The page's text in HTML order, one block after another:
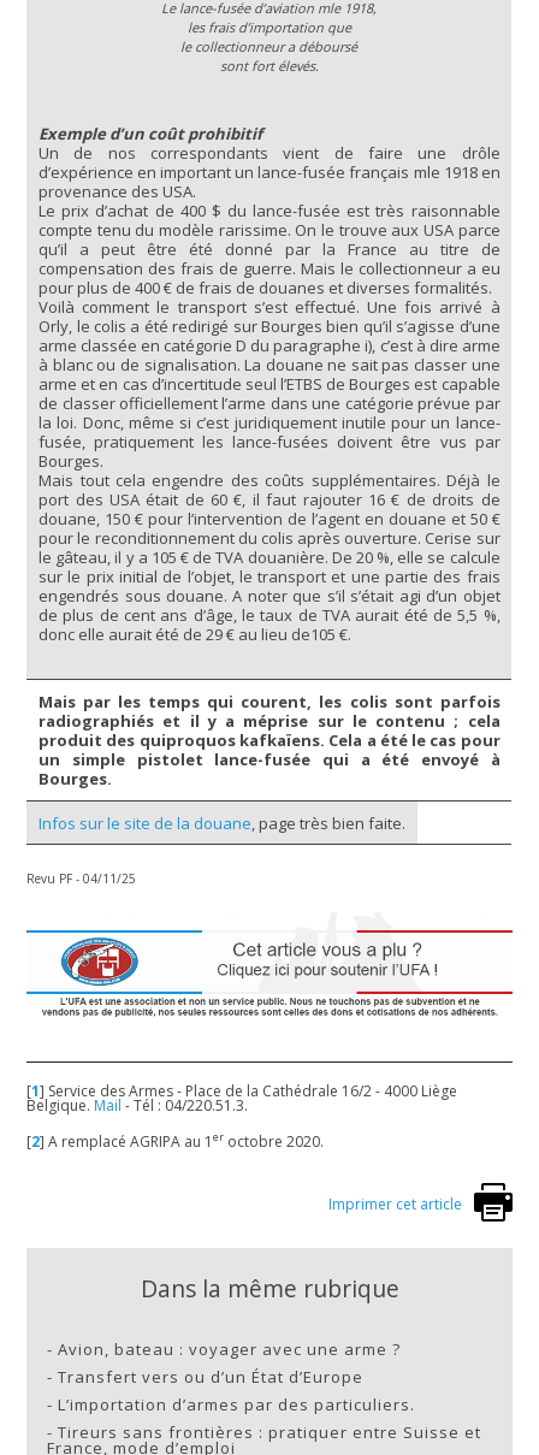
Le lance-fusée d’aviation mle 1918,
les frais d’importation que
le collectionneur a déboursé
sont fort élevés.
Exemple d’un coût prohibitif
Un de nos correspondants vient de faire une drôle
d’expérience en important un lance-fusée français mle 1918 en
provenance des USA.
Le prix d’achat de 400 $ du lance-fusée est très raisonnable
compte tenu du modèle rarissime. On le trouve aux USA parce
qu’il a peut être été donné par la France au titre de
compensation des frais de guerre. Mais le collectionneur a eu
pour plus de 400 € de frais de douanes et diverses formalités.
Voilà comment le transport s’est effectué. Une fois arrivé à
Orly, le colis a été redirigé sur Bourges bien qu’il s’agisse d’une
arme classée en catégorie D du paragraphe i), c’est à dire arme
à blanc ou de signalisation. La douane ne sait pas classer une
arme et en cas d’incertitude seul l’ETBS de Bourges est capable
de classer officiellement l’arme dans une catégorie prévue par
la loi. Donc, même si c’est juridiquement inutile pour un lance-
fusée, pratiquement les lance-fusées doivent être vus par
Bourges.
Mais tout cela engendre des coûts supplémentaires. Déjà le
port des USA était de 60 €, il faut rajouter 16 € de droits de
douane, 150 € pour l’intervention de l’agent en douane et 50 €
pour le reconditionnement du colis après ouverture. Cerise sur
le gâteau, il y a 105 € de TVA douanière. De 20 %, elle se calcule
sur le prix initial de l’objet, le transport et une partie des frais
engendrés sous douane. A noter que s’il s’était agi d’un objet
de plus de cent ans d’âge, le taux de TVA aurait été de 5,5 %,
donc elle aurait été de 29 € au lieu de105 €.
Mais par les temps qui courent, les colis sont parfois
radiographiés et il y a méprise sur le contenu ; cela
produit des quiproquos kafkaïens. Cela a été le cas pour
un simple pistolet lance-fusée qui a été envoyé à
Bourges.
Infos sur le site de la douane, page très bien faite.
Revu PF - 04/11/25
[1] Service des Armes - Place de la Cathédrale 16/2 - 4000 Liège
Belgique. Mail - Tél : 04/220.51.3.
[2]A remplacé AGRIPA au 1er octobre 2020.
Imprimer cet article
Dans la même rubrique
-Avion, bateau : voyager avec une arme ?
-Transfert vers ou d’un État d’Europe
-L’importation d’armes par des particuliers.
-Tireurs sans frontières : pratiquer entre Suisse et
France, mode d’emploi